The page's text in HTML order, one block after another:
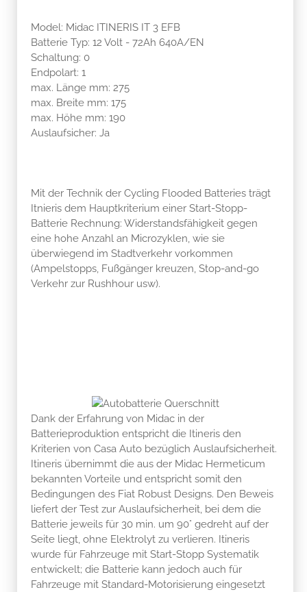
Model: Midac ITINERIS IT 3 EFB
Batterie Typ: 12 Volt - 72Ah 640A/EN
Schaltung: 0
Endpolart: 1
max. Länge mm: 275
max. Breite mm: 175
max. Höhe mm: 190
Auslaufsicher: Ja
Mit der Technik der Cycling Flooded Batteries trägt
Itnieris dem Hauptkriterium einer Start-Stopp-
Batterie Rechnung: Widerstandsfähigkeit gegen
eine hohe Anzahl an Microzyklen, wie sie
überwiegend im Stadtverkehr vorkommen
(Ampelstopps, Fußgänger kreuzen, Stop-and-go
Verkehr zur Rushhour usw).
Dank der Erfahrung von Midac in der
Batterieproduktion entspricht die Itineris den
Kriterien von Casa Auto bezüglich Auslaufsicherheit.
Itineris übernimmt die aus der Midac Hermeticum
bekannten Vorteile und entspricht somit den
Bedingungen des Fiat Robust Designs. Den Beweis
liefert der Test zur Auslaufsicherheit, bei dem die
Batterie jeweils für 30 min. um 90° gedreht auf der
Seite liegt, ohne Elektrolyt zu verlieren. Itineris
wurde für Fahrzeuge mit Start-Stopp Systematik
entwickelt; die Batterie kann jedoch auch für
Fahrzeuge mit Standard-Motorisierung eingesetzt